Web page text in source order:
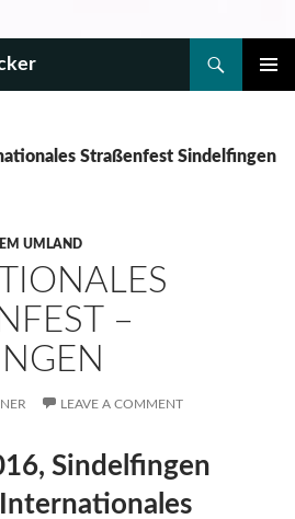
Straßenfest Sindelfingen
UMLAND
– S
LEAVE A COMMENT
Sindelfingen